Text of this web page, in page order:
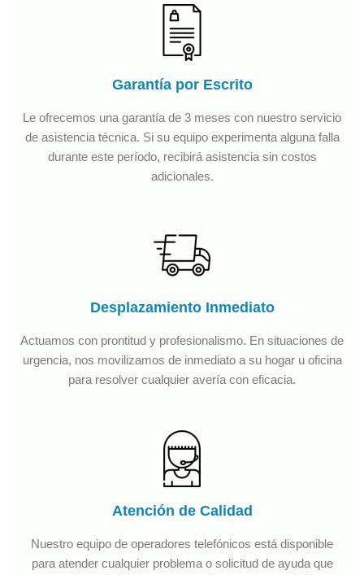
Garantía por Escrito
Le ofrecemos una garantía de 3 meses con nuestro servicio
de asistencia técnica. Si su equipo experimenta alguna falla
durante este período, recibirá asistencia sin costos
adicionales.
Desplazamiento Inmediato
Actuamos con prontitud y profesionalismo. En situaciones de
urgencia, nos movilizamos de inmediato a su hogar u oficina
para resolver cualquier avería con eficacia.
Atención de Calidad
Nuestro equipo de operadores telefónicos está disponible
para atender cualquier problema o solicitud de ayuda que